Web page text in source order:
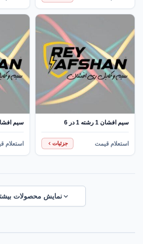
سیم افشان 1 رشته 1 در 6
استعلام قیمت جزئیات
سیم افشان
استعلام
نمایش محصولات